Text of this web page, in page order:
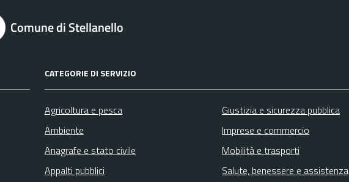
Comune di Stellanello
CATEGORIE DI SERVIZIO
Agricoltura e pesca
Ambiente
Anagrafe e stato civile
Appalti pubblici
Giustizia e sicurezza pubblica
Imprese e commercio
Mobilità e trasporti
Salute, benessere e assistenza